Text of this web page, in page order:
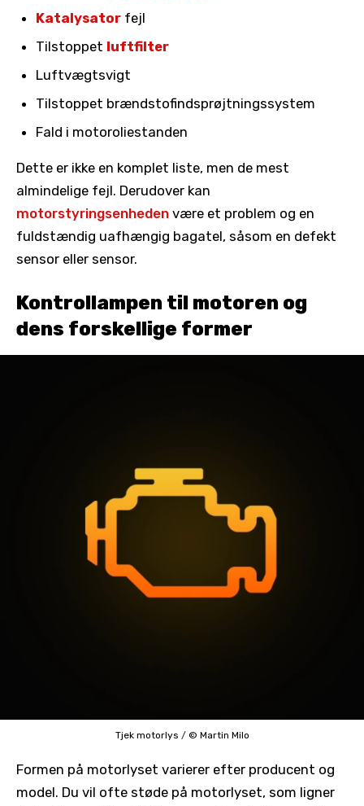
Katalysator fejl
Tilstoppet luftfilter
Luftvægtsvigt
Tilstoppet brændstofindsprøjtningssystem
Fald i motoroliestanden
Dette er ikke en komplet liste, men de mest
almindelige fejl. Derudover kan
motorstyringsenheden være et problem og en
fuldstændig uafhængig bagatel, såsom en defekt
sensor eller sensor.
Kontrollampen til motoren og
dens forskellige former
Tjek motorlys / © Martin Milo
Formen på motorlyset varierer efter producent og
model. Du vil ofte støde på motorlyset, som ligner